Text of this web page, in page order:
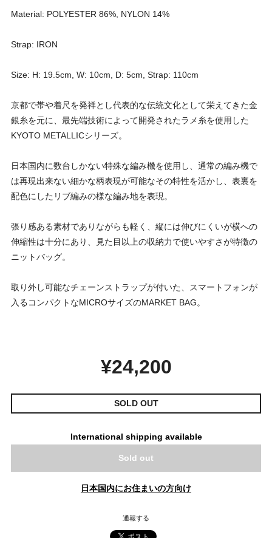
Material: POLYESTER 86%, NYLON 14%
Strap: IRON
Size: H: 19.5cm, W: 10cm, D: 5cm, Strap: 110cm
京都で帯や着尺を発祥とし代表的な伝統文化として栄えてきた金
銀糸を元に、最先端技術によって開発されたラメ糸を使用した
KYOTO METALLICシリーズ。
日本国内に数台しかない特殊な編み機を使用し、通常の編み機で
は再現出来ない細かな柄表現が可能なその特性を活かし、表裏を
配色にしたリブ編みの様な編み地を表現。
張り感ある素材でありながらも軽く、縦には伸びにくいが横への
伸縮性は十分にあり、見た目以上の収納力で使いやすさが特徴の
ニットバッグ。
取り外し可能なチェーンストラップが付いた、スマートフォンが
入るコンパクトなMICROサイズのMARKET BAG。
¥24,200
SOLD OUT
International shipping available
Sold out
日本国内にお住まいの方向け
通報する